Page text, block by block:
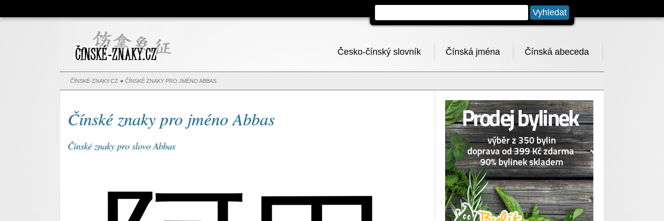
Čínské znaky, česko-čínský
slovník, abeceda, jména,
tetování
Česko-čínský slovník Čínská jména Čínská abeceda
ČÍNSKÉ-ZNAKY.CZ ČÍNSKÉ ZNAKY PRO JMÉNO ABBAS
Čínské znaky pro jméno Abbas
Čínské znaky pro slovo Abbas